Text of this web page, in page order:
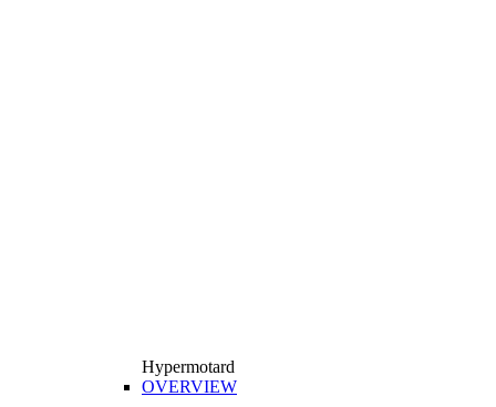
Hypermotard
OVERVIEW